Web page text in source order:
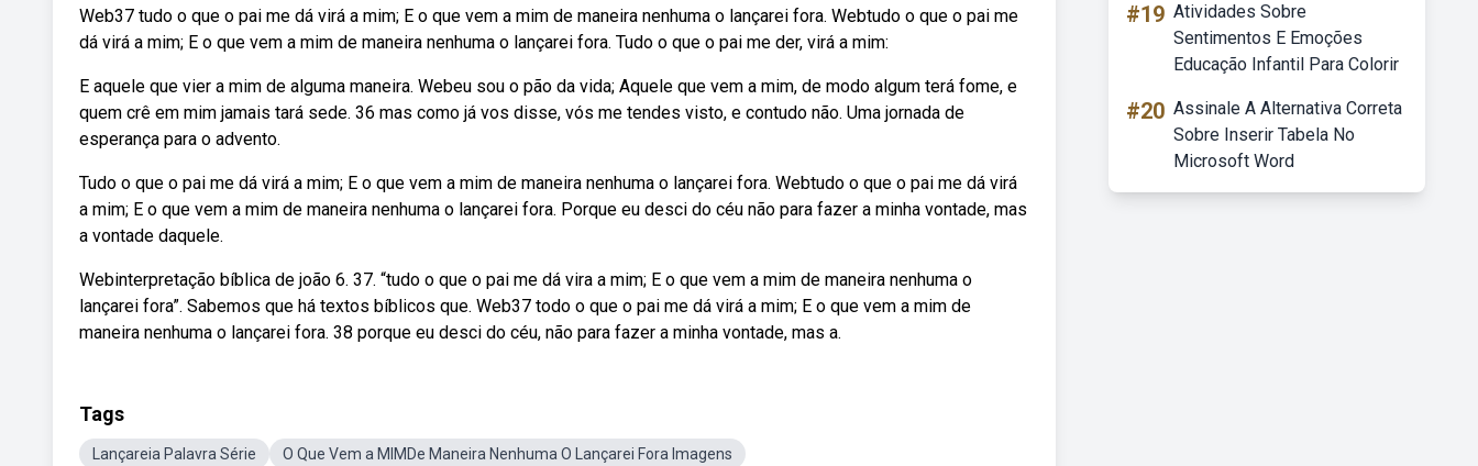
Web37 tudo o que o pai me dá virá a mim; E o que vem a mim de maneira nenhuma o lançarei fora. Webtudo o que o pai me
dá virá a mim; E o que vem a mim de maneira nenhuma o lançarei fora. Tudo o que o pai me der, virá a mim:
E aquele que vier a mim de alguma maneira. Webeu sou o pão da vida; Aquele que vem a mim, de modo algum terá fome, e
quem crê em mim jamais tará sede. 36 mas como já vos disse, vós me tendes visto, e contudo não. Uma jornada de
esperança para o advento.
Tudo o que o pai me dá virá a mim; E o que vem a mim de maneira nenhuma o lançarei fora. Webtudo o que o pai me dá virá
a mim; E o que vem a mim de maneira nenhuma o lançarei fora. Porque eu desci do céu não para fazer a minha vontade, mas
a vontade daquele.
Webinterpretação bíblica de joão 6. 37. “tudo o que o pai me dá vira a mim; E o que vem a mim de maneira nenhuma o
lançarei fora”. Sabemos que há textos bíblicos que. Web37 todo o que o pai me dá virá a mim; E o que vem a mim de
maneira nenhuma o lançarei fora. 38 porque eu desci do céu, não para fazer a minha vontade, mas a.
Tags
Lançareia Palavra Série
O Que Vem a MIMDe Maneira Nenhuma O Lançarei Fora Imagens
#19 Atividades Sobre
Sentimentos E Emoções
Educação Infantil Para Colorir
#20 Assinale A Alternativa Correta
Sobre Inserir Tabela No
Microsoft Word